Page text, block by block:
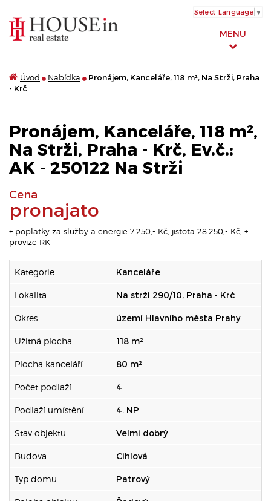
MENU
Select Language ▼
Úvod Nabídka
Pronájem, Kanceláře, 118 m², Na Strži, Praha
- Krč
Pronájem, Kanceláře, 118 m²,
Na Strži, Praha - Krč, Ev.č.:
AK - 250122 Na Strži
Cena
pronajato
+ poplatky za služby a energie 7.250,- Kč, jistota 28.250,- Kč, +
provize RK
Kategorie Kanceláře
Lokalita Na strži 290/10, Praha - Krč
Okres území Hlavního města Prahy
Užitná plocha 118 m²
Plocha kanceláří 80 m²
Počet podlaží 4
Podlaží umístění 4. NP
Stav objektu Velmi dobrý
Budova Cihlová
Typ domu Patrový